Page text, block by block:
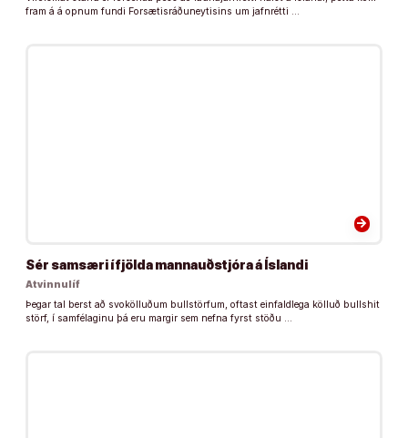
fram á á opnum fundi Forsætisráðuneytisins um jafnrétti …
arrow_forward
Sér samsæri í fjölda mannauðstjóra á Íslandi
Atvinnulíf
Þegar tal berst að svokölluðum bullstörfum, oftast einfaldlega kölluð bullshit
störf, í samfélaginu þá eru margir sem nefna fyrst stöðu …